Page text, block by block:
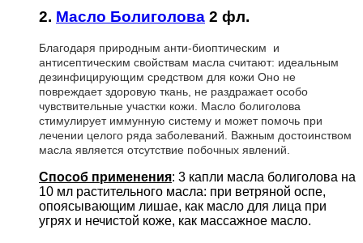
2. Масло Болиголова 2 фл.
Благодаря природным анти-биоптическим и
антисептическим свойствам масла считают: идеальным
дезинфицирующим средством для кожи Оно не
повреждает здоровую ткань, не раздражает особо
чувствительные участки кожи. Масло болиголова
стимулирует иммунную систему и может помочь при
лечении целого ряда заболеваний. Важным достоинством
масла является отсутствие побочных явлений.
Способ применения: 3 капли масла болиголова на
10 мл растительного масла: при ветряной оспе,
опоясывающим лишае, как масло для лица при
угрях и нечистой коже, как массажное масло.